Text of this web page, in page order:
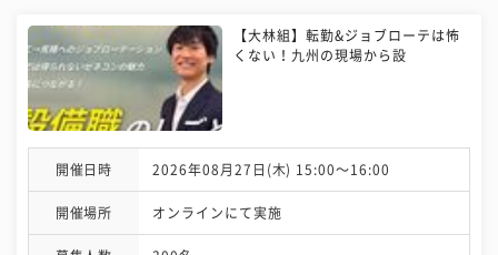
【大林組】転勤&ジョブローテは怖
くない！九州の現場から設
開催日時 2026年08月27日(木) 15:00〜16:00
開催場所 オンラインにて実施